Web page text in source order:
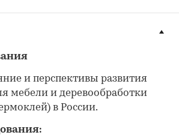
и перспективы развития
мебели и деревообработки
в России.